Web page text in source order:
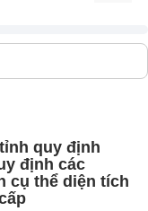
quy định
định các
cụ thể diện tích